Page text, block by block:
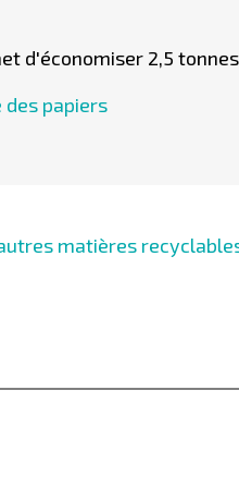
d'économiser 2,5
papiers
matières